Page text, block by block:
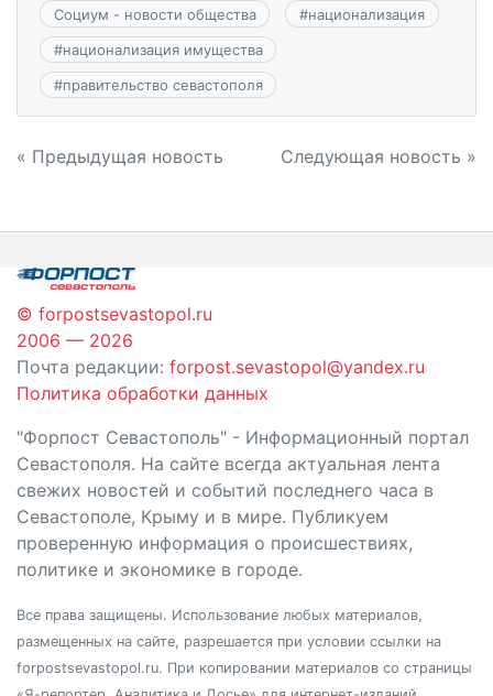
Социум - новости общества #национализация
#национализация имущества
#правительство севастополя
Навигация
записям
« Предыдущая новость Следующая новость »
© forpostsevastopol.ru
2006 — 2026
Почта редакции: forpost.sevastopol@yandex.ru
Политика обработки данных
"Форпост Севастополь" - Информационный портал
Севастополя. На сайте всегда актуальная лента
свежих новостей и событий последнего часа в
Севастополе, Крыму и в мире. Публикуем
проверенную информация о происшествиях,
политике и экономике в городе.
Все права защищены. Использование любых материалов,
размещенных на сайте, разрешается при условии ссылки на
forpostsevastopol.ru. При копировании материалов со страницы